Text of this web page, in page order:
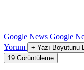
Google News Google
Yorum
+ Yazı Boyutunu
19 Görüntüleme